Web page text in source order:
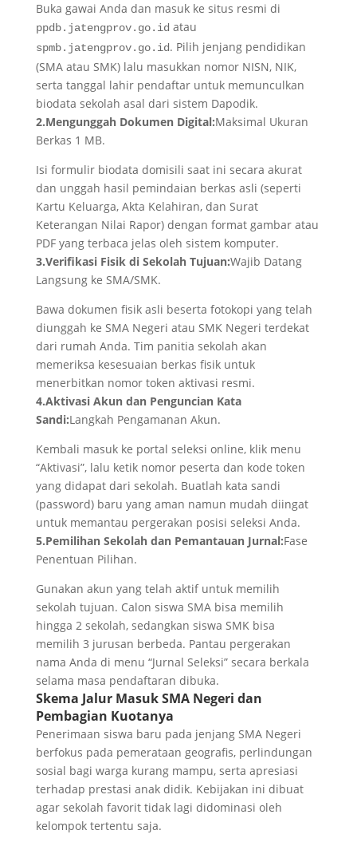
Buka gawai Anda dan masuk ke situs resmi di
ppdb.jatengprov.go.id atau
spmb.jatengprov.go.id. Pilih jenjang pendidikan
(SMA atau SMK) lalu masukkan nomor NISN, NIK,
serta tanggal lahir pendaftar untuk memunculkan
biodata sekolah asal dari sistem Dapodik.
2.Mengunggah Dokumen Digital:Maksimal Ukuran
Berkas 1 MB.
Isi formulir biodata domisili saat ini secara akurat
dan unggah hasil pemindaian berkas asli (seperti
Kartu Keluarga, Akta Kelahiran, dan Surat
Keterangan Nilai Rapor) dengan format gambar atau
PDF yang terbaca jelas oleh sistem komputer.
3.Verifikasi Fisik di Sekolah Tujuan:Wajib Datang
Langsung ke SMA/SMK.
Bawa dokumen fisik asli beserta fotokopi yang telah
diunggah ke SMA Negeri atau SMK Negeri terdekat
dari rumah Anda. Tim panitia sekolah akan
memeriksa kesesuaian berkas fisik untuk
menerbitkan nomor token aktivasi resmi.
4.Aktivasi Akun dan Penguncian Kata
Sandi:Langkah Pengamanan Akun.
Kembali masuk ke portal seleksi online, klik menu
“Aktivasi”, lalu ketik nomor peserta dan kode token
yang didapat dari sekolah. Buatlah kata sandi
(password) baru yang aman namun mudah diingat
untuk memantau pergerakan posisi seleksi Anda.
5.Pemilihan Sekolah dan Pemantauan Jurnal:Fase
Penentuan Pilihan.
Gunakan akun yang telah aktif untuk memilih
sekolah tujuan. Calon siswa SMA bisa memilih
hingga 2 sekolah, sedangkan siswa SMK bisa
memilih 3 jurusan berbeda. Pantau pergerakan
nama Anda di menu “Jurnal Seleksi” secara berkala
selama masa pendaftaran dibuka.
Skema Jalur Masuk SMA Negeri dan
Pembagian Kuotanya
Penerimaan siswa baru pada jenjang SMA Negeri
berfokus pada pemerataan geografis, perlindungan
sosial bagi warga kurang mampu, serta apresiasi
terhadap prestasi anak didik. Kebijakan ini dibuat
agar sekolah favorit tidak lagi didominasi oleh
kelompok tertentu saja.